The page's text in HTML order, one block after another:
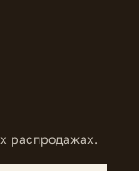
распродажах.